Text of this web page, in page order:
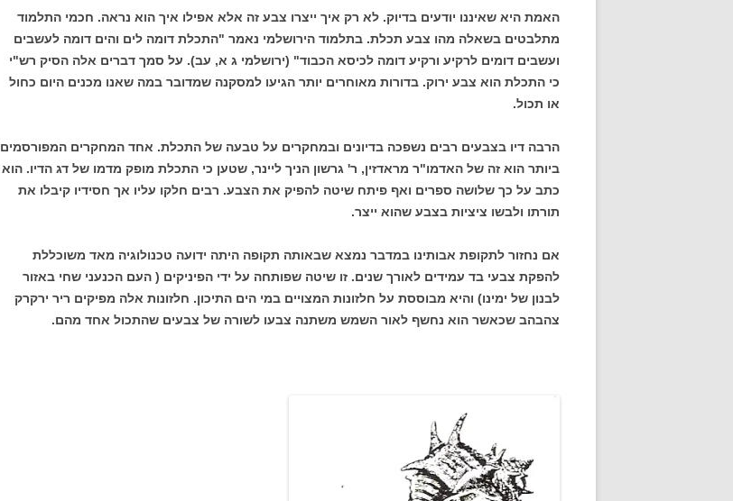
האמת היא שאיננו יודעים בדיוק. לא רק איך ייצרו צבע זה אלא אפילו איך הוא נראה. חכמי התלמוד
מתלבטים בשאלה מהו צבע תכלת. בתלמוד הירושלמי נאמר "התכלת דומה לים והים דומה לעשבים
ועשבים דומים לרקיע ורקיע דומה לכיסא הכבוד" (ירושלמי ג א, עב). על סמך דברים אלה הסיק רש"י
כי התכלת הוא צבע ירוק. בדורות מאוחרים יותר הגיעו למסקנה שמדובר במה שאנו מכנים היום כחול
או תכול.
הרבה דיו בצבעים רבים נשפכה בדיונים ובמחקרים על טבעה של התכלת. אחד המחקרים המפורסמים
ביותר הוא זה של האדמו"ר מראדזין, ר' גרשון הניך ליינר, שטען כי התכלת מופק מדמו של דג הדיו. הוא
כתב על כך שלושה ספרים ואף פיתח שיטה להפיק את הצבע. רבים חלקו עליו אך חסידיו קיבלו את
תורתו ולבשו ציציות בצבע שהוא ייצר.
אם נחזור לתקופת אבותינו במדבר נמצא שבאותה תקופה היתה ידועה טכנולוגיה מאד משוכללת
להפקת צבעי בד עמידים לאורך שנים. זו שיטה שפותחה על ידי הפיניקים ( העם הכנעני שחי באזור
לבנון של ימינו) והיא מבוססת על חלזונות המצויים במי הים התיכון. חלזונות אלה מפיקים ריר ירקרק
צהבהב שכאשר הוא נחשף לאור השמש משתנה צבעו לשורה של צבעים שהתכול אחד מהם.